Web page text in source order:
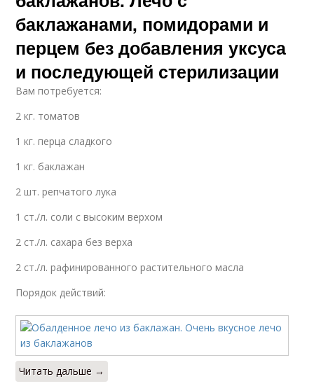
баклажанами, помидорами и
перцем без добавления уксуса
и последующей стерилизации
Вам потребуется:
2 кг. томатов
1 кг. перца сладкого
1 кг. баклажан
2 шт. репчатого лука
1 ст./л. соли с высоким верхом
2 ст./л. сахара без верха
2 ст./л. рафинированного растительного масла
Порядок действий:
Читать дальше →